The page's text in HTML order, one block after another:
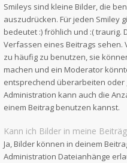
Smileys sind kleine Bilder, die
auszudrücken. Für jeden Smiley
bedeutet :) fröhlich und :( traurig.
Verfassen eines Beitrags sehen.
zu häufig zu benutzen, sie
machen und ein Moderator
entsprechend überarbeiten oder
Administration kann auch die
einem Beitrag benutzen kannst.
Kann ich Bilder in meine
Ja, Bilder können in deinem
Administration Dateianhänge